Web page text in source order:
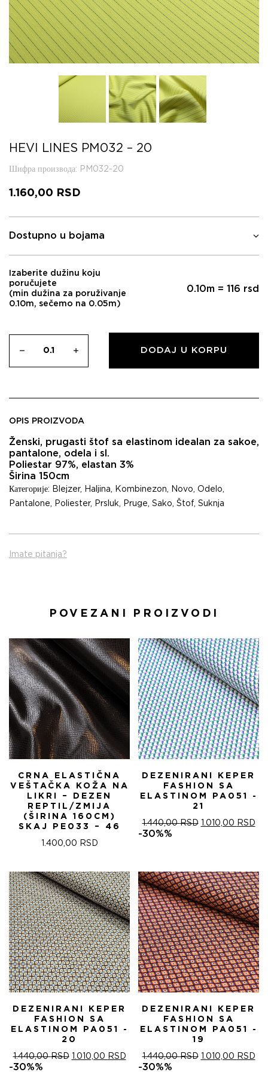
HEVI LINES PM032 – 20
Шифра производа: PM032-20
1.160,00 RSD
Dostupno u bojama
Izaberite dužinu koju
poručujete
(min dužina za poruživanje
0.10m, sečemo na 0.05m)
0.10m = 116 rsd
DODAJ U KORPU
OPIS PROIZVODA
Ženski, prugasti štof sa elastinom idealan za sakoe,
pantalone, odela i sl.
Poliestar 97%, elastan 3%
Širina 150cm
Категорије: Blejzer, Haljina, Kombinezon, Novo, Odelo,
Pantalone, Poliester, Prsluk, Pruge, Sako, Štof, Suknja
Imate pitanja?
POVEZANI PROIZVODI
CRNA ELASTIČNA
VEŠTAČKA KOŽA NA
LIKRI – DEZEN
REPTIL/ZMIJA
(ŠIRINA 160CM)
SKAJ PE033 – 46
1.400,00 RSD
DEZENIRANI KEPER
FASHION SA
ELASTINOM PA051 -
21
1.440,00RSD ОРИГИНАЛНА
1.010,00 RSD
-30%%
DEZENIRANI KEPER
FASHION SA
ELASTINOM PA051 -
20
1.440,00RSD ОРИГИНАЛНА
1.010,00 RSDТРЕНУТНА
ЦЕНА
-30%%
DEZENIRANI KEPER
FASHION SA
ELASTINOM PA051 -
19
1.440,00RSD ОРИГИНАЛНА
1.010,00 RSD
-30%%